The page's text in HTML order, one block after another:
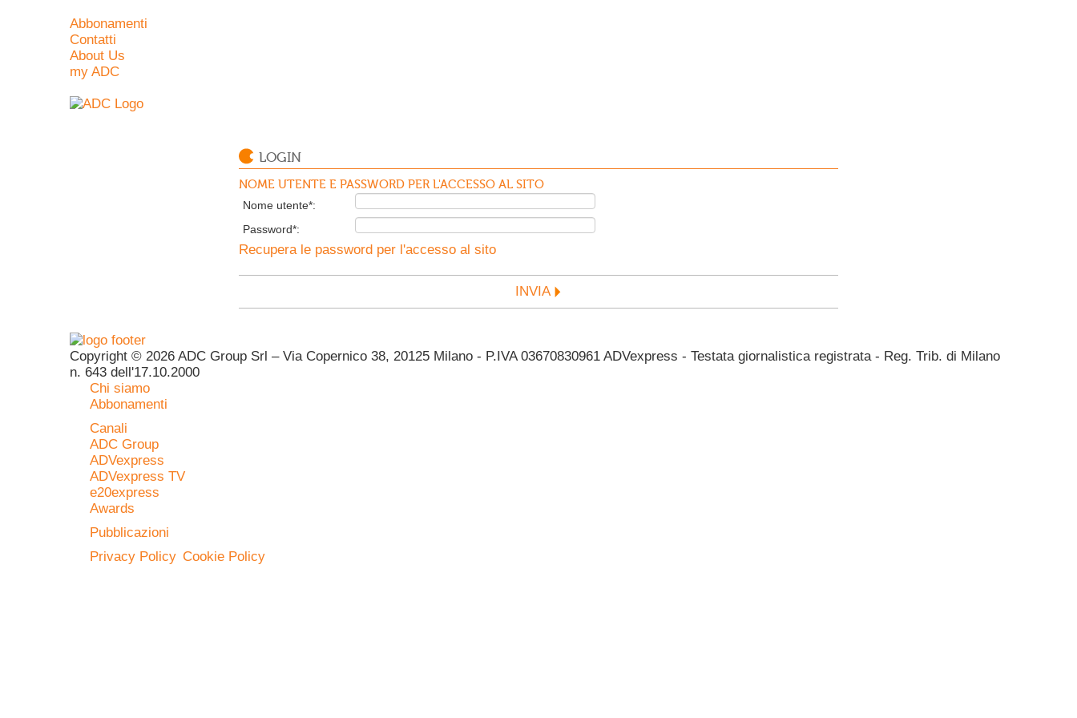
Abbonamenti
Contatti
About Us
my ADC
LOGIN
NOME UTENTE E PASSWORD PER L'ACCESSO AL SITO
Nome utente*:
Password*:
Recupera le password per l'accesso al sito
INVIA
Copyright © 2026 ADC Group Srl – Via Copernico 38, 20125 Milano - P.IVA 03670830961 ADVexpress - Testata giornalistica registrata - Reg. Trib. di Milano
n. 643 dell'17.10.2000
Chi siamo
Abbonamenti
Canali
ADC Group
ADVexpress
ADVexpress TV
e20express
Awards
Pubblicazioni
Privacy Policy Cookie Policy